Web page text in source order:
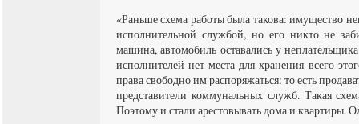
«Раньше схема работы была такова: имущество
исполнительной службой, но его никто не
машина, автомобиль оставались у
исполнителей нет места для хранения всего
права свободно им распоряжаться: то есть
представители коммунальных служб. Такая
Поэтому и стали арестовывать дома и квартиры.